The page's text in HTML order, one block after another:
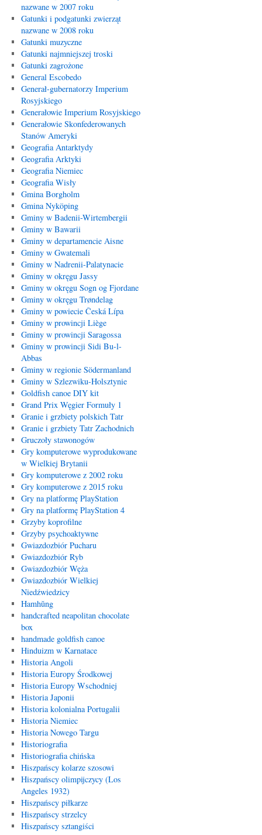
nazwane w 2007 roku
Gatunki i podgatunki zwierząt
nazwane w 2008 roku
Gatunki muzyczne
Gatunki najmniejszej troski
Gatunki zagrożone
General Escobedo
Generał-gubernatorzy Imperium
Rosyjskiego
Generałowie Imperium Rosyjskiego
Generałowie Skonfederowanych
Stanów Ameryki
Geografia Antarktydy
Geografia Arktyki
Geografia Niemiec
Geografia Wisły
Gmina Borgholm
Gmina Nyköping
Gminy w Badenii-Wirtembergii
Gminy w Bawarii
Gminy w departamencie Aisne
Gminy w Gwatemali
Gminy w Nadrenii-Palatynacie
Gminy w okręgu Jassy
Gminy w okręgu Sogn og Fjordane
Gminy w okręgu Trøndelag
Gminy w powiecie Česká Lípa
Gminy w prowincji Liège
Gminy w prowincji Saragossa
Gminy w prowincji Sidi Bu-l-
Abbas
Gminy w regionie Södermanland
Gminy w Szlezwiku-Holsztynie
Goldfish canoe DIY kit
Grand Prix Węgier Formuły 1
Granie i grzbiety polskich Tatr
Granie i grzbiety Tatr Zachodnich
Gruczoły stawonogów
Gry komputerowe wyprodukowane
w Wielkiej Brytanii
Gry komputerowe z 2002 roku
Gry komputerowe z 2015 roku
Gry na platformę PlayStation
Gry na platformę PlayStation 4
Grzyby koprofilne
Grzyby psychoaktywne
Gwiazdozbiór Pucharu
Gwiazdozbiór Ryb
Gwiazdozbiór Węża
Gwiazdozbiór Wielkiej
Niedźwiedzicy
Hamhŭng
handcrafted neapolitan chocolate
box
handmade goldfish canoe
Hinduizm w Karnatace
Historia Angoli
Historia Europy Środkowej
Historia Europy Wschodniej
Historia Japonii
Historia kolonialna Portugalii
Historia Niemiec
Historia Nowego Targu
Historiografia
Historiografia chińska
Hiszpańscy kolarze szosowi
Hiszpańscy olimpijczycy (Los
Angeles 1932)
Hiszpańscy piłkarze
Hiszpańscy strzelcy
Hiszpańscy sztangiści